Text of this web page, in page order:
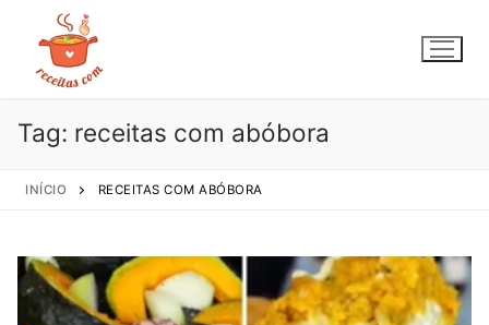
conteúdo
Tag: receitas com abóbora
INÍCIO RECEITAS COM ABÓBORA